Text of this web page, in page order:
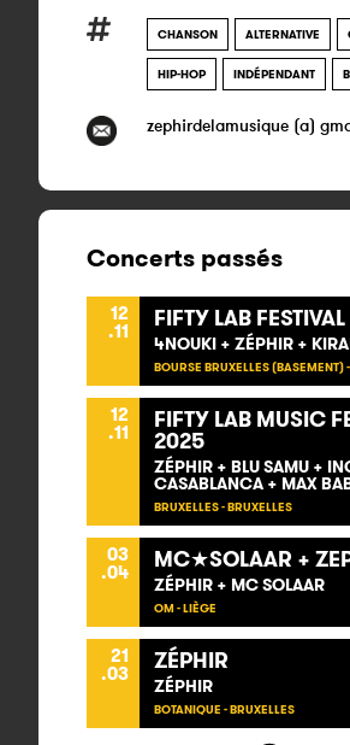
CHANSON ALTERNATIVE
HIP-HOP INDÉPENDANT
zephirdelamusique (a)
Concerts passés
12
.11 FIFTY LAB FESTIVAL
4NOUKI + ZÉPHIR +
BOURSE BRUXELLES (BASEMENT)
12
.11 FIFTY LAB MUSIC
2025
ZÉPHIR + BLU SAMU +
CASABLANCA + MAX
BRUXELLES - BRUXELLES
03
.04 MC★SOLAAR +
ZÉPHIR + MC SOLAAR
OM - LIÈGE
21
.03 ZÉPHIR
ZÉPHIR
BOTANIQUE - BRUXELLES